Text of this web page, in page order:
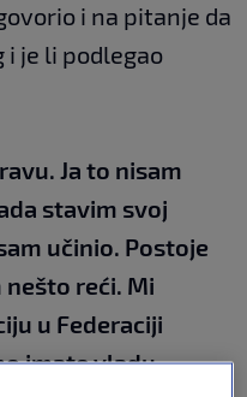
i na pitanje da
i je li podlegao
Ja to nisam
stavim svoj
učinio. Postoje
reći. Mi
u Federaciji
imate vladu,